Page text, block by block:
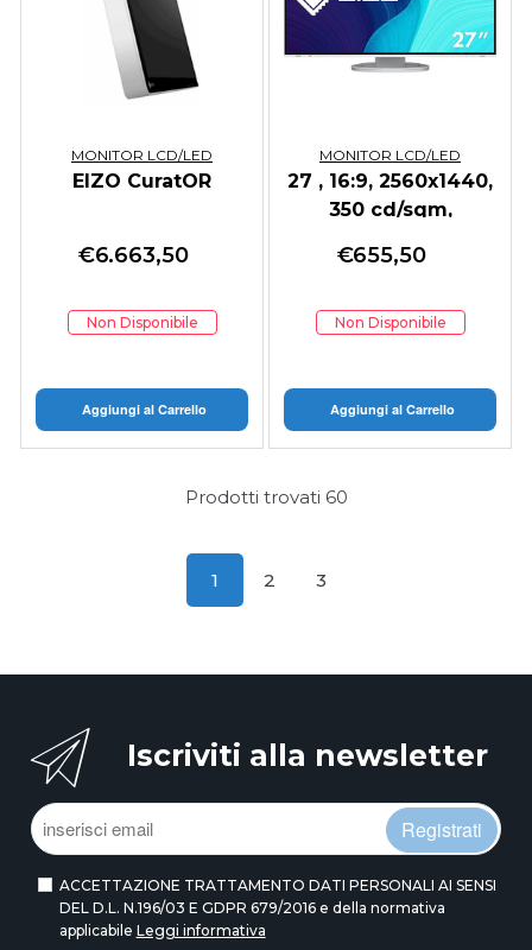
MONITOR LCD/LED
EIZO CuratOR
€6.663,50
Non Disponibile
Aggiungi al Carrello
MONITOR LCD/LED
27 , 16:9, 2560x1440,
350 cd/sqm,
€655,50
Non Disponibile
Aggiungi al Carrello
Prodotti trovati 60
1 2 3
Iscriviti alla newsletter
Registrati
ACCETTAZIONE TRATTAMENTO DATI PERSONALI AI SENSI
DEL D.L. N.196/03 E GDPR 679/2016 e della normativa
applicabile Leggi informativa